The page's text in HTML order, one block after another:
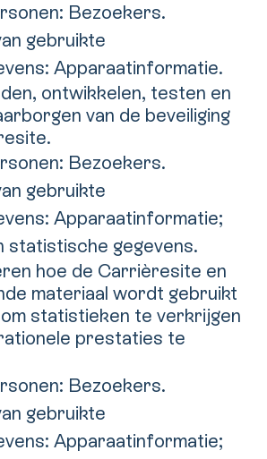
Bezoekers.
gebruikte
Apparaatinformatie.
ontwikkelen, testen en
van de beveiliging
Bezoekers.
gebruikte
Apparaatinformatie;
statistische gegevens.
hoe de Carrièresite en
materiaal wordt gebruikt
statistieken te verkrijgen
prestaties te
Bezoekers.
gebruikte
Apparaatinformatie;